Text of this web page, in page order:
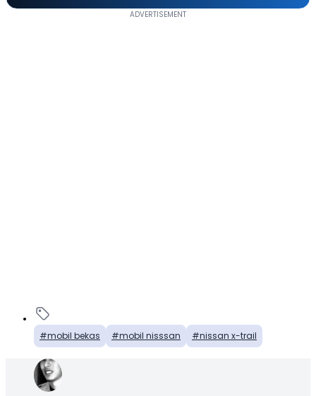
mobil bekas mobil nisssan nissan x-trail